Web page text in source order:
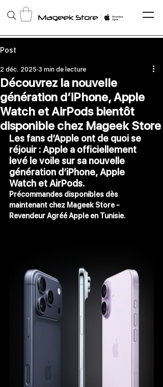
Post
Découvrez la nouvelle
génération d’iPhone, Apple
Watch et AirPods bientôt
disponible chez Mageek Store
2 déc. 2025 3 min de lecture
Les fans d’Apple ont de quoi se
réjouir : Apple a officiellement
levé le voile sur sa nouvelle
génération d’iPhone, Apple
Watch et AirPods.
Précommandes disponibles dès
maintenant chez Mageek Store -
Revendeur Agréé Apple en Tunisie.